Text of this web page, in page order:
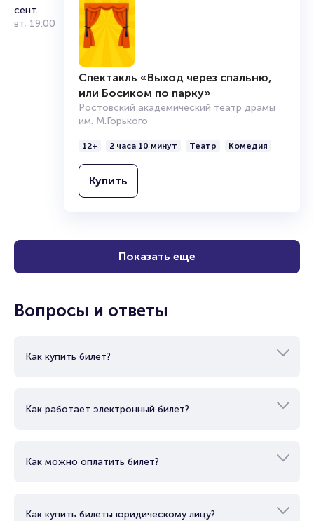
сент.
вт, 19:00
Спектакль «Выход через спальню,
или Босиком по парку»
Ростовский академический театр драмы
им. М.Горького
12+ 2 часа 10 минут Театр Комедия
Купить
Показать еще
Вопросы и ответы
Как купить билет?
Как работает электронный билет?
Как можно оплатить билет?
Как купить билеты юридическому лицу?